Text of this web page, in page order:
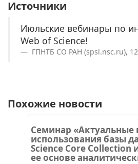
Источники
Июльские вебинары по
Web of Science!
ГПНТБ СО РАН (spsl.nsc.ru),
Похожие новости
Семинар «Актуальные
использования базы
Science Core Collection
ее основе